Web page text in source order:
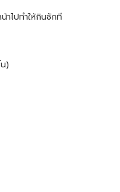
าไปทำให้กินซักที
)